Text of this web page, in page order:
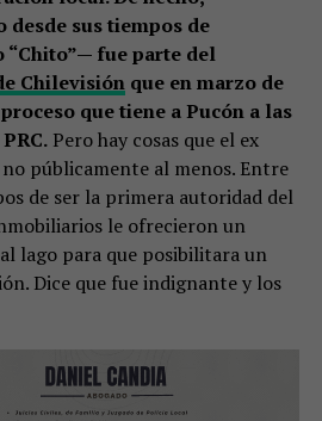
sus tiempos de
fue parte del
Chilevisiónque en marzo de
que tiene a Pucón a las
Pero hay cosas que el ex
públicamente al menos. Entre
de ser la primera autoridad del
le ofrecieron un
lago para que posibilitara un
Dice que fue indignante y los